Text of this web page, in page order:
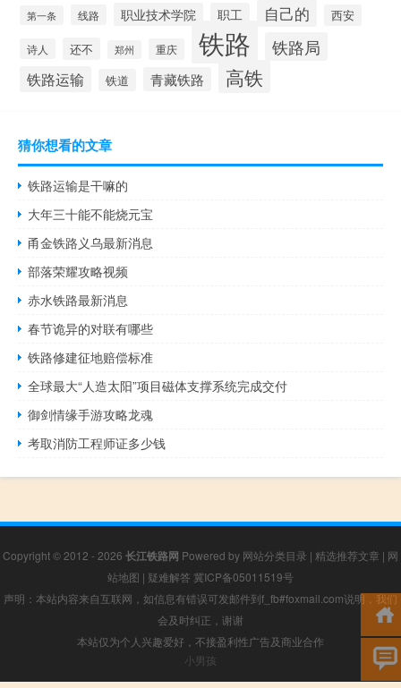
第一条 线路 职业技术学院 职工 自己的 西安
诗人 还不 郑州 重庆 铁路 铁路局
铁路运输 铁道 青藏铁路 高铁
猜你想看的文章
铁路运输是干嘛的
大年三十能不能烧元宝
甬金铁路义乌最新消息
部落荣耀攻略视频
赤水铁路最新消息
春节诡异的对联有哪些
铁路修建征地赔偿标准
全球最大“人造太阳”项目磁体支撑系统完成交付
御剑情缘手游攻略龙魂
考取消防工程师证多少钱
Copyright © 2012 - 2026 长江铁路网 Powered by 网站分类目录 | 精选推荐文章 | 网
站地图 | 疑难解答 冀ICP备05011519号
声明：本站内容来自互联网，如信息有错误可发邮件到f_fb#foxmail.com说明，我们
会及时纠正，谢谢
本站仅为个人兴趣爱好，不接盈利性广告及商业合作
小男孩